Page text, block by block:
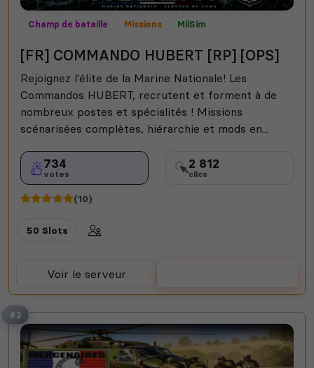
Champ de bataille Missions
MilSim
[FR] COMMANDO HUBERT [RP] [OPS]
Rejoignez l'élite de la Marine Nationale! Les
Commandos HUBERT, recrutent et forment à de
nombreux postes et spécialités ! Missions
scénarisées complètes, hiérarchie et mods en...
734
votes
2 812
clics
(10)
50 Slots
Voir le serveur
#2